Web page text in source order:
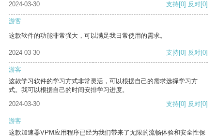
2024-03-30 支持[0] 反对[0]
游客
这款软件的功能非常强大，可以满足我日常使用的需求。
2024-03-30 支持[0] 反对[0]
游客
这款学习软件的学习方式非常灵活，可以根据自己的需求选择学习方
式。我可以根据自己的时间安排学习进度。
2024-03-30
支持[0] 反对[0]
游客
这款加速器VPM应用程序已经为我们带来了无限的流畅体验和安全性保